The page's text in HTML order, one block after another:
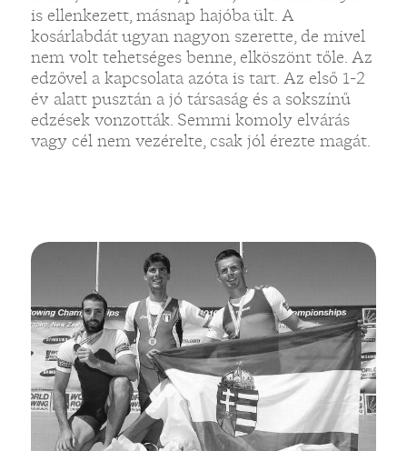
is ellenkezett, másnap hajóba ült. A
kosárlabdát ugyan nagyon szerette, de mivel
nem volt tehetséges benne, elköszönt tőle. Az
edzővel a kapcsolata azóta is tart. Az első 1-2
év alatt pusztán a jó társaság és a sokszínű
edzések vonzották. Semmi komoly elvárás
vagy cél nem vezérelte, csak jól érezte magát.